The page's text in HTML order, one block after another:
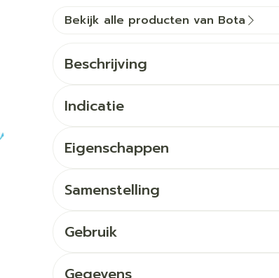
Bekijk alle producten van Bota
Beschrijving
Indicatie
Eigenschappen
Samenstelling
Gebruik
Gegevens